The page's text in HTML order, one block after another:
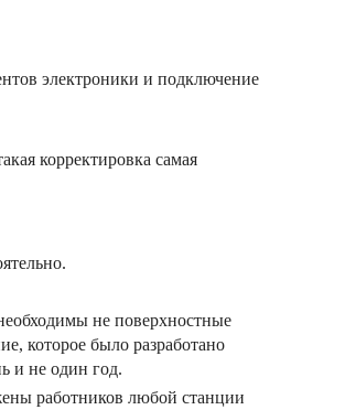
электроники и подключение
корректировка самая
не поверхностные
которое было разработано
и не один год.
работников любой станции